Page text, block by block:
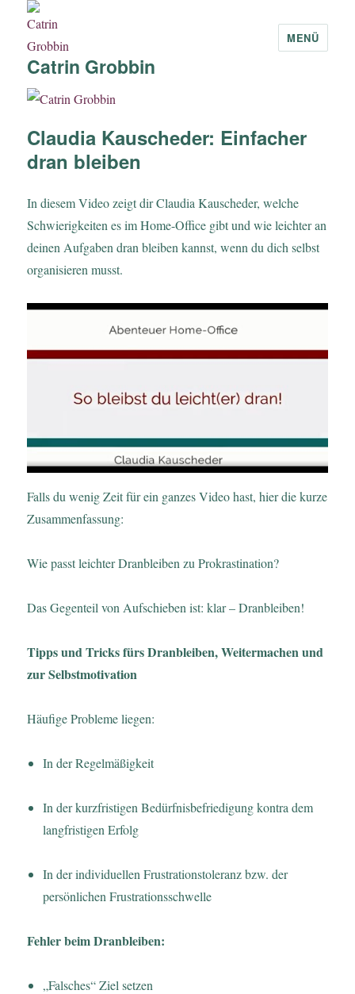
Catrin Grobbin
MENÜ
Claudia Kauscheder: Einfacher
dran bleiben
In diesem Video zeigt dir Claudia Kauscheder, welche
Schwierigkeiten es im Home-Office gibt und wie leichter an
deinen Aufgaben dran bleiben kannst, wenn du dich selbst
organisieren musst.
Falls du wenig Zeit für ein ganzes Video hast, hier die kurze
Zusammenfassung:
Wie passt leichter Dranbleiben zu Prokrastination?
Das Gegenteil von Aufschieben ist: klar – Dranbleiben!
Tipps und Tricks fürs Dranbleiben, Weitermachen und
zur Selbstmotivation
Häufige Probleme liegen:
In der Regelmäßigkeit
In der kurzfristigen Bedürfnisbefriedigung kontra dem
langfristigen Erfolg
In der individuellen Frustrationstoleranz bzw. der
persönlichen Frustrationsschwelle
Fehler beim Dranbleiben:
„Falsches“ Ziel setzen